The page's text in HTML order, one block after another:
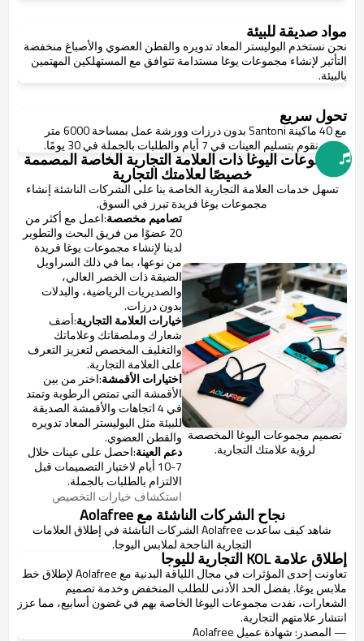
مواد صديقة للبيئة
نحن نستخدم البوليستر المعاد تدويره والقطن العضوي والأصباغ منخفضة
التأثير لإنشاء مجموعات يوغا مستدامة تتوافق مع المستهلكين المهتمين
بالبيئة.
تحول سريع
مع 40 ماكينة Santoni بدون درزات وورشة عمل بمساحة 6000 متر
مربع، نقوم بتسليم العينات في 7 أيام والطلبات بالجملة في 30 يومًا.
مجموعات اليوغا ذات العلامة التجارية الخاصة المصممة
خصيصًا لعلامتك التجارية
تسهل خدمات العلامة التجارية الخاصة بنا على الشركات الناشئة إنشاء
مجموعات يوغا فريدة تبرز في السوق.
تصميم مجموعات اليوغا المخصصة
لرؤية علامتك التجارية.
تصاميم مخصصة:اعمل مع أكثر من
20 عضوًا من فريق البحث والتطوير
لدينا لإنشاء مجموعات يوغا فريدة
من نوعها، بما في ذلك السراويل
الضيقة ذات الخصر العالي،
والصديريات الرياضية، والبدلات
بدون درزات.
خيارات العلامة التجارية:أضف
شعارك وملصقاتك وعلاماتك
والتغليف المخصص لتعزيز التعرف
على العلامة التجارية.
اختيارات الأقمشة:اختر من بين
الأقمشة التي تمتص الرطوبة وتمتد
في 4 اتجاهات والأقمشة الصديقة
للبيئة مثل البوليستر المعاد تدويره
والقطن العضوي.
دعم العينة:احصل على عينات خلال
7-10 أيام لاختبار التصميمات قبل
الالتزام بالطلبات بالجملة.
استكشاف خيارات التخصيص
نجاح الشركات الناشئة مع Aolafree
شاهد كيف ساعدت Aolafree الشركات الناشئة في إطلاق العلامات
التجارية الناجحة لملابس اليوجا.
إطلاق علامة KOL التجارية لليوجا
تعاونت إحدى المؤثرات في مجال اللياقة البدنية مع Aolafree لإطلاق خط
ملابس يوغا. بفضل الحد الأدنى للطلب المنخفض وخدمة تصميم
الشعارات، نفدت مجموعات اليوغا الخاصة بهم في غضون أسابيع، مما عزز
انتشار علامتهم التجارية.
— المصدر: شهادة عميل Aolafree